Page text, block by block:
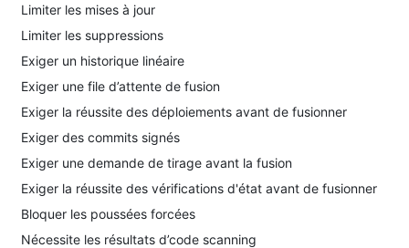
Limiter les mises à jour
Limiter les suppressions
Exiger un historique linéaire
Exiger une file d’attente de fusion
Exiger la réussite des déploiements avant de fusionner
Exiger des commits signés
Exiger une demande de tirage avant la fusion
Exiger la réussite des vérifications d'état avant de fusionner
Bloquer les poussées forcées
Nécessite les résultats d’code scanning